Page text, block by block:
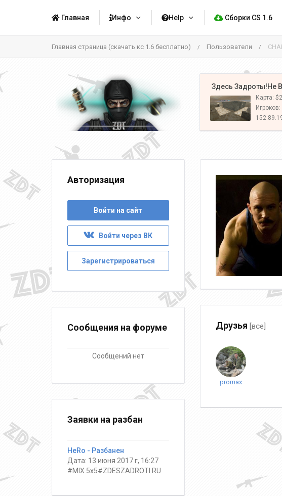
Главная Инфо Help Сборки CS 1.6
Главная страница (скачать кс 1.6 бесплатно) / Пользователи /
Карта:
Друзья [все]
promax
Авторизация
Войти на сайт
Войти через ВК
Зарегистрироваться
Сообщения на форуме
Сообщений нет
Заявки на разбан
HeRo - Разбанен
Дата: 13 июня 2017 г, 16:27
#MIX 5x5#ZDESZADROTI.RU